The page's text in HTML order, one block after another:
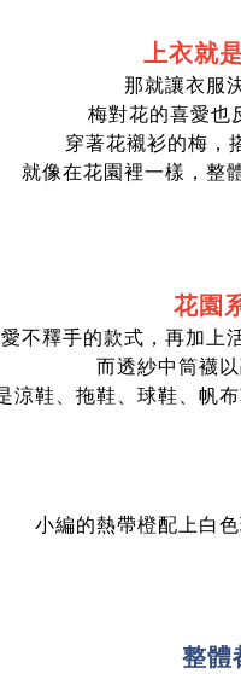
上衣就
那就讓衣服
梅對花的喜愛
穿著花襯衫的梅，
就像在花園裡一樣，整
花園
而透紗中筒襪
涼鞋、拖鞋、球鞋、帆
小編的熱帶橙配上白
整體